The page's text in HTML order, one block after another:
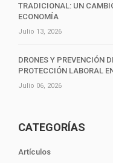
TRADICIONAL: UN
ECONOMÍA
Julio 13, 2026
DRONES Y PREVENCIÓN
PROTECCIÓN LABORAL
Julio 06, 2026
CATEGORÍAS
Artículos